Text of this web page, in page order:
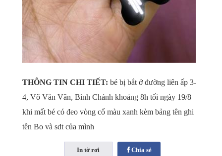
THÔNG TIN CHI TIẾT: bé bị bắt ở đường liên ấp 3-
4, Võ Văn Vân, Bình Chánh khoảng 8h tối ngày 19/8
khi mất bé có đeo vòng cổ màu xanh kèm bảng tên ghi
tên Bo và sdt của mình
Chia sẻ